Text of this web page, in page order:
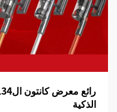
الذكية